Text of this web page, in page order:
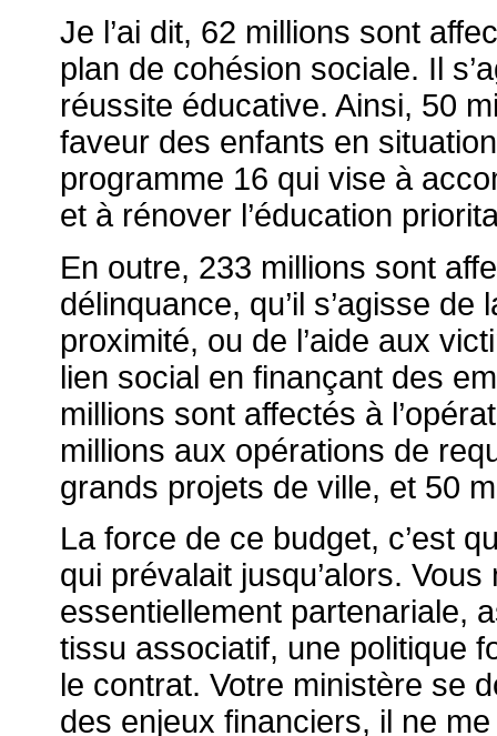
Je l’ai dit, 62 millions sont
plan de cohésion sociale. Il
réussite éducative. Ainsi, 50
faveur des enfants en
programme 16 qui vise à
et à rénover l’éducation
En outre, 233 millions sont
délinquance, qu’il s’agisse
proximité, ou de l’aide aux
lien social en finançant des
millions sont affectés à
millions aux opérations de
grands projets de ville, et 50
La force de ce budget, c’est
qui prévalait jusqu’alors.
essentiellement partenariale,
tissu associatif, une politique
le contrat. Votre ministère se
des enjeux financiers, il ne